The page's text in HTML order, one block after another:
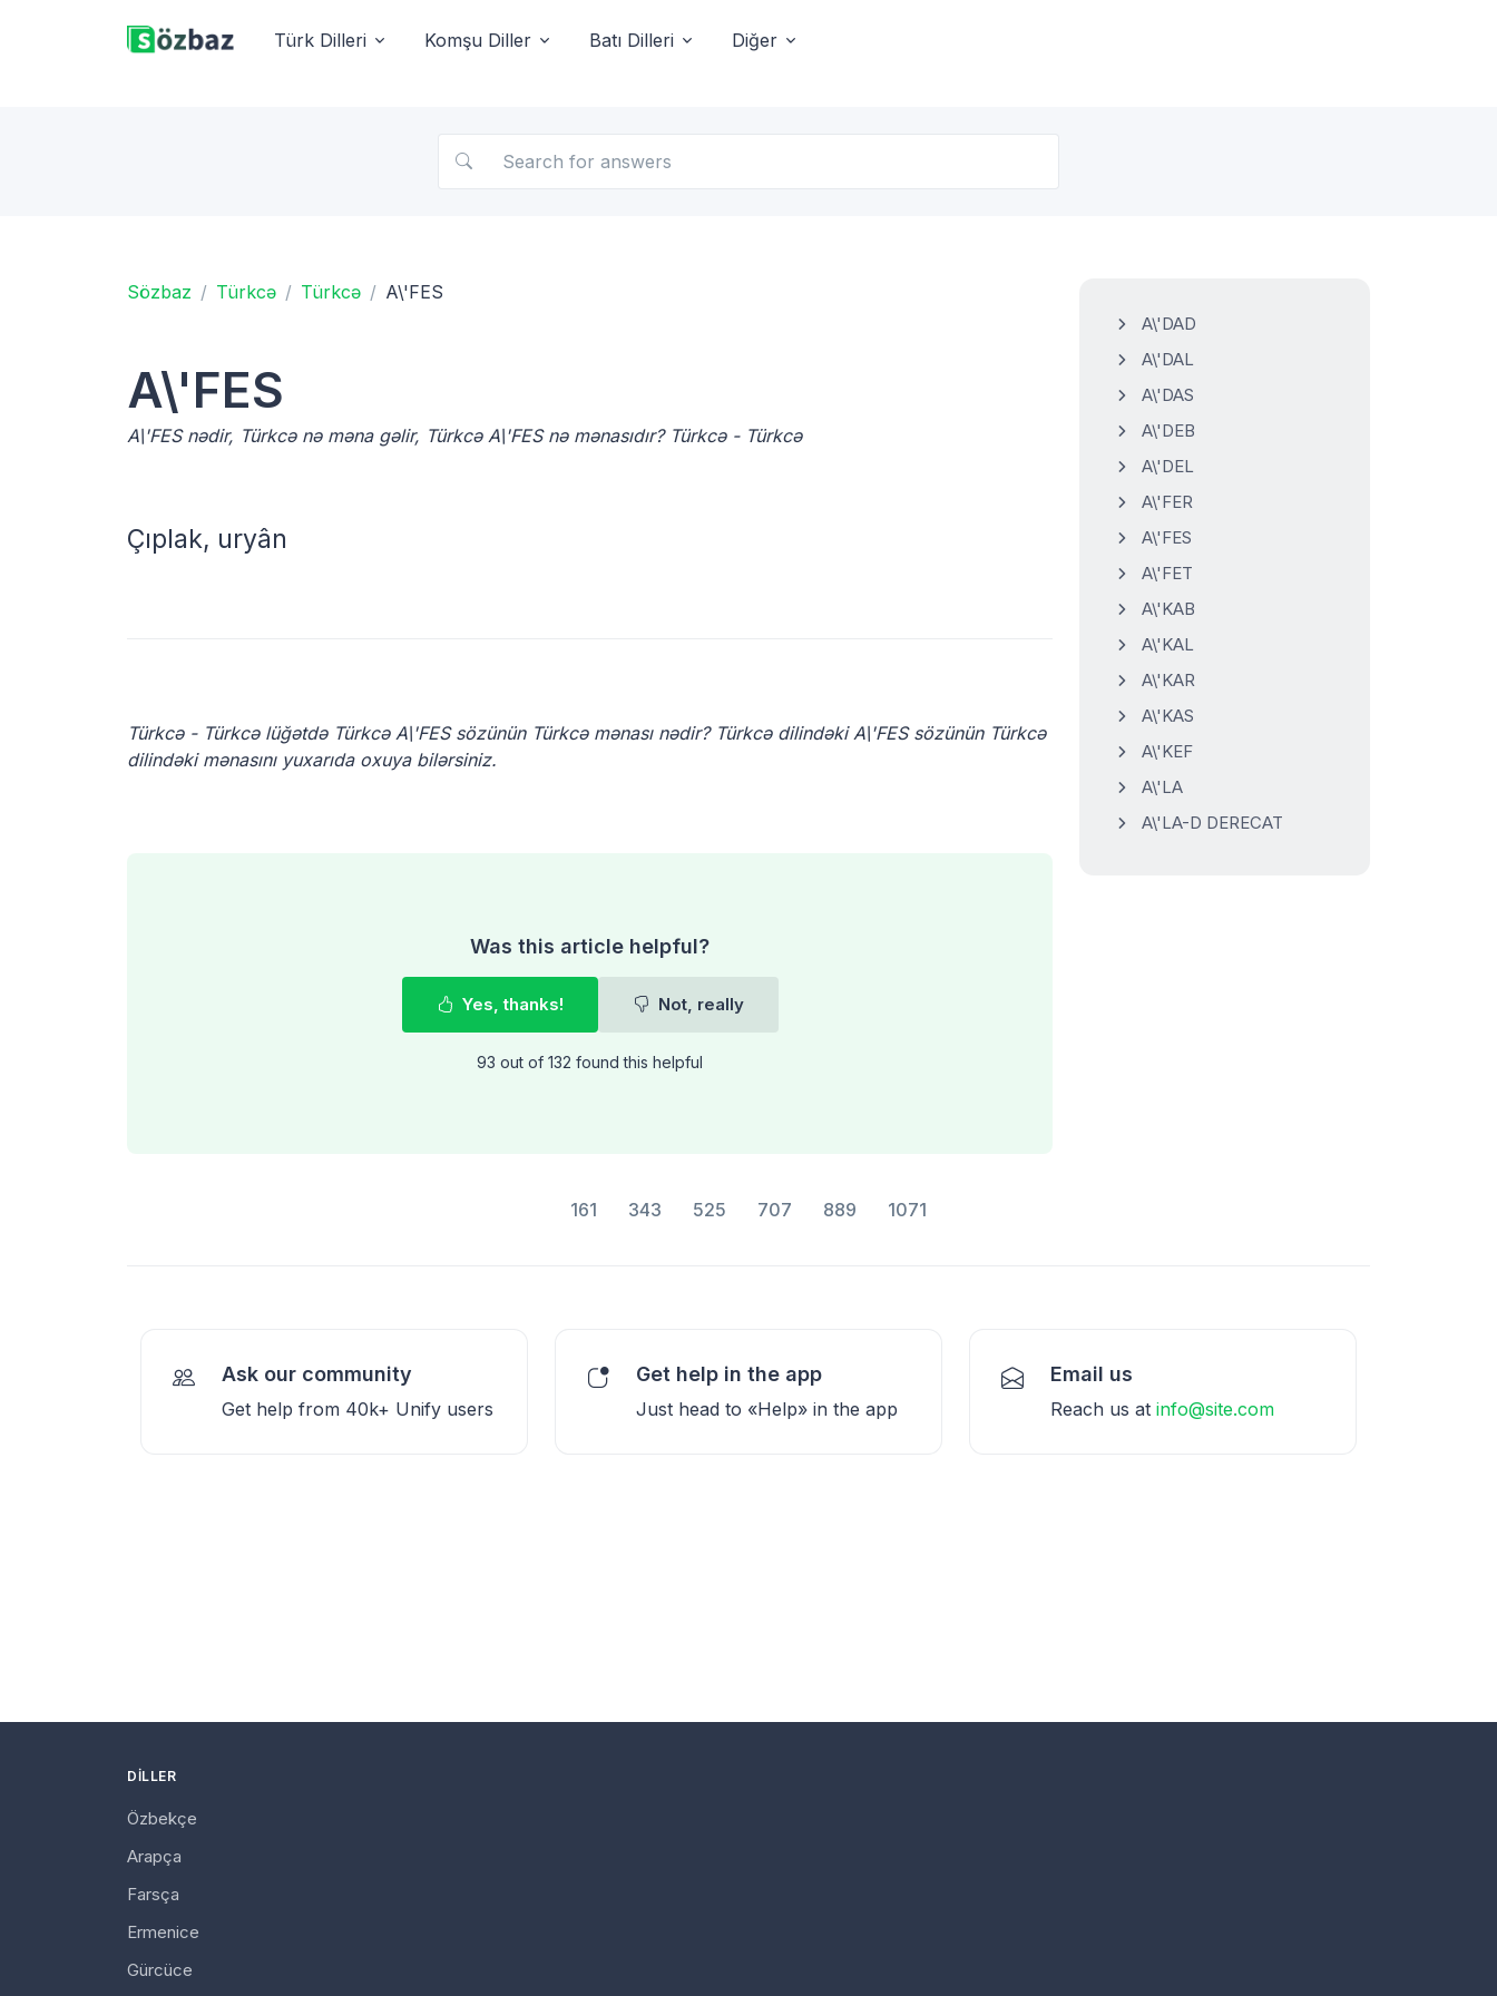
Türk Dilleri Komşu Diller Batı Dilleri Diğer
Sözbaz Türkcə Türkcə A\'FES
A\'FES
A\'FES nədir, Türkcə nə məna gəlir, Türkcə A\'FES nə mənasıdır? Türkcə - Türkcə
Çıplak, uryân
Türkcə - Türkcə lüğətdə Türkcə A\'FES sözünün Türkcə mənası nədir? Türkcə dilindəki A\'FES sözünün Türkcə
dilindəki mənasını yuxarıda oxuya bilərsiniz.
Was this article helpful?
Yes, thanks! Not, really
93 out of 132 found this helpful
A\'DAD
A\'DAL
A\'DAS
A\'DEB
A\'DEL
A\'FER
A\'FES
A\'FET
A\'KAB
A\'KAL
A\'KAR
A\'KAS
A\'KEF
A\'LA
A\'LA-D DERECAT
161 343 525 707 889 1071
Ask our community
Get help from 40k+ Unify users
Get help in the app
Just head to «Help» in the app
Email us
Reach us at info@site.com
DILLER
Özbekçe
Arapça
Farsça
Ermenice
Gürcüce